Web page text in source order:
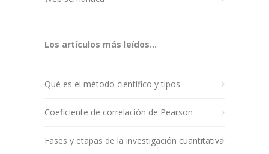
Los artículos más leídos...
Qué es el método científico y tipos
Coeficiente de correlación de Pearson
Fases y etapas de la investigación cuantitativa